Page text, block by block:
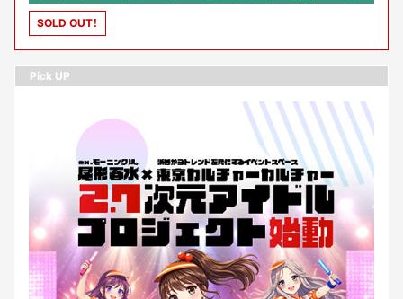
へ一番近いアイドル)、GAO（平成のソウルトレインダンサー）、他 シ
ニアモンスターズより10名 【司会】河原あず（東京カルチャーカルチ
SOLD OUT！
Pick UP